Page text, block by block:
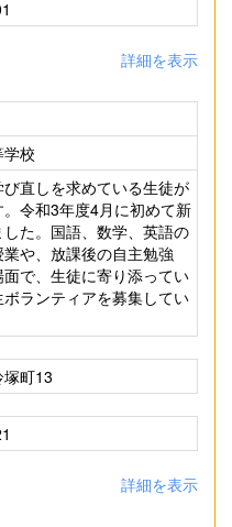
詳細を表示
校
直しを求めている生徒が
令和3年度4月に初めて新
した。国語、数学、英語の
や、放課後の自主勉強
で、生徒に寄り添ってい
ランティアを募集してい
町13
詳細を表示